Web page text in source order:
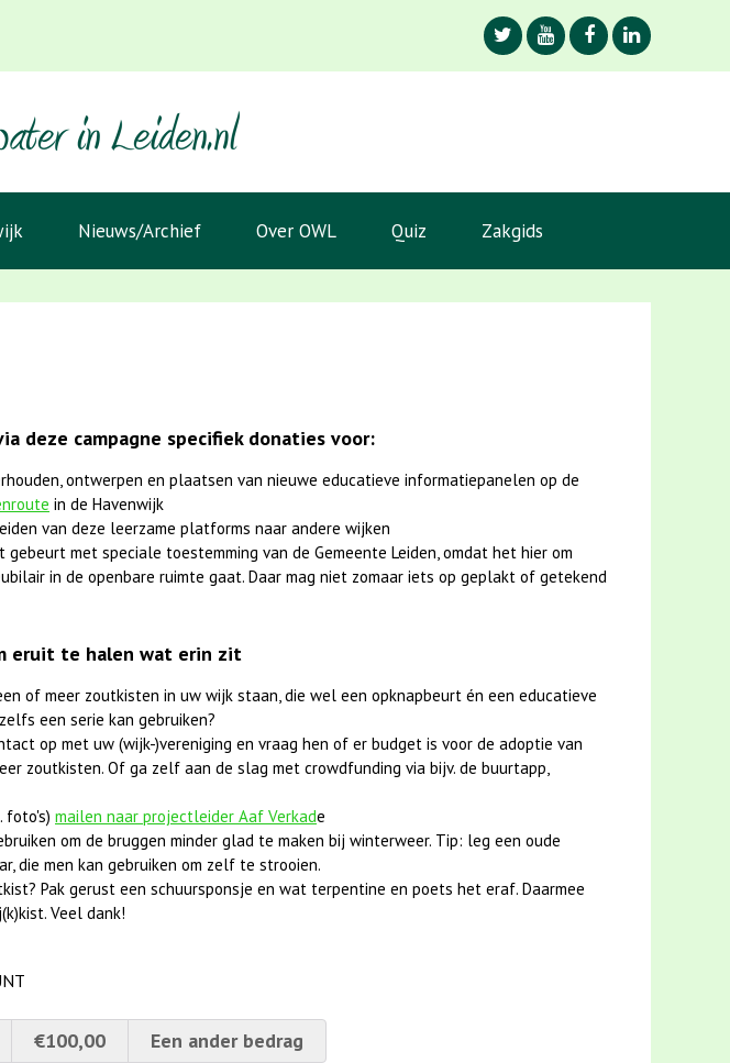
Nieuws/Archief Over OWL Quiz Zakgids
deze campagne specifiek donaties voor:
ontwerpen en plaatsen van nieuwe educatieve informatiepanelen op de
in de Havenwijk
van deze leerzame platforms naar andere wijken
gebeurt met speciale toestemming van de Gemeente Leiden, omdat het hier om
in de openbare ruimte gaat. Daar mag niet zomaar iets op geplakt of getekend
eruit te halen wat erin zit
of meer zoutkisten in uw wijk staan, die wel een opknapbeurt én een educatieve
een serie kan gebruiken?
op met uw (wijk-)vereniging en vraag hen of er budget is voor de adoptie van
zoutkisten. Of ga zelf aan de slag met crowdfunding via bijv. de buurtapp,
foto's) mailen naar projectleider Aaf Verkade
om de bruggen minder glad te maken bij winterweer. Tip: leg een oude
die men kan gebruiken om zelf te strooien.
Pak gerust een schuursponsje en wat terpentine en poets het eraf. Daarmee
Veel dank!
€100,00 Een ander bedrag